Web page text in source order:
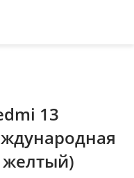
13
желтый)